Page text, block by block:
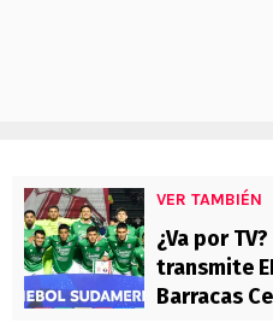
VER TAMBIÉN
¿Va por
transmite
Barracas